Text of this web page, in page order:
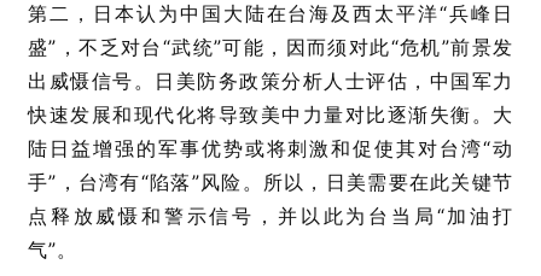
第二，日本认为中国大陆在台海及西太平洋“兵峰日
盛” ，不乏对台“武统”可能，因而须对此“危机”前景发
出威慑信号。日美防务政策分析人士评估，中国军力
快速发展和现代化将导致美中力量对比逐渐失衡。大
陆日益增强的军事优势或将刺激和促使其对台湾“动
手”，台湾有“陷落”风险。所以，日美需要在此关键节
点释放威慑和警示信号，并以此为台当局“加油打
气”。